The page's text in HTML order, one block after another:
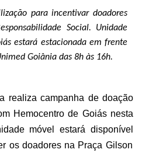
para incentivar doadores
Social. Unidade
estará estacionada em frente
Goiânia das 8h às 16h.
realizacampanha de doação
Hemocentrode Goiás nesta
móvel estará disponível
os doadores na Praça Gilson